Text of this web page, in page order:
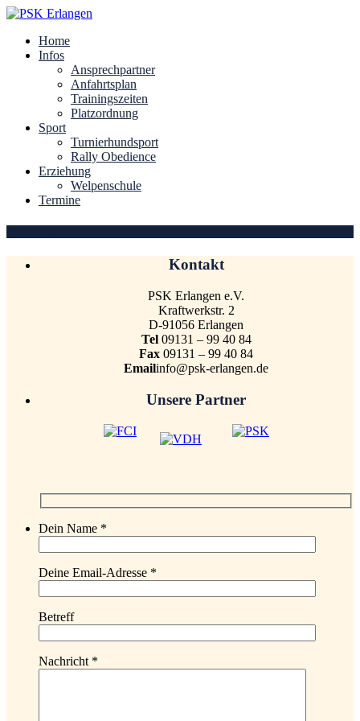
Home
Infos
Ansprechpartner
Anfahrtsplan
Trainingszeiten
Platzordnung
Sport
Turnierhundsport
Rally Obedience
Erziehung
Welpenschule
Termine
Kontakt
PSK Erlangen e.V.
Kraftwerkstr. 2
D-91056 Erlangen
Tel09131 – 99 40 84
Fax 09131 – 99 40 84
Emailinfo@psk-erlangen.de
Unsere Partner
Dein Name *
Deine Email-Adresse *
Betreff
Nachricht *